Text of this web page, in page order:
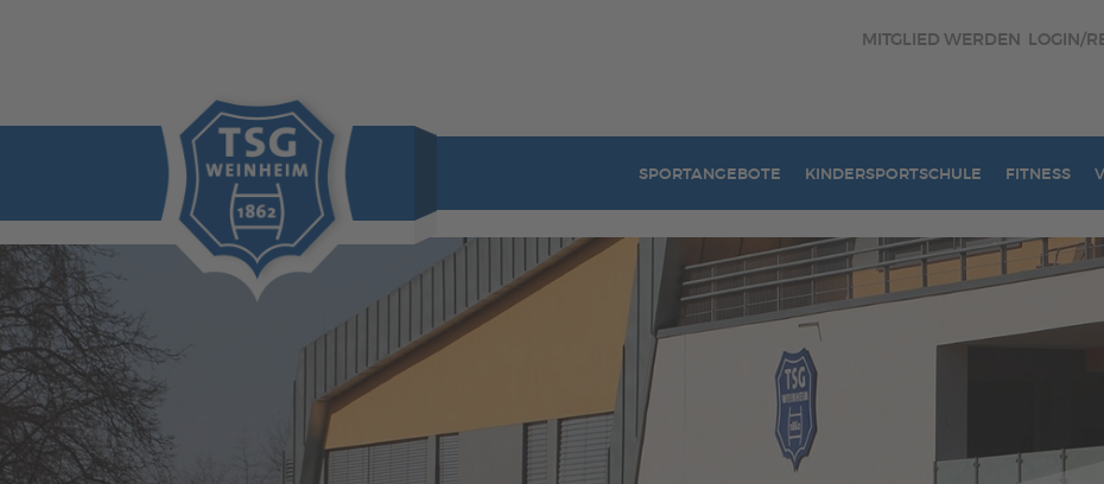
MITGLIED WERDEN LOGIN/
SPORTANGEBOTE KINDERSPORTSCHULE FITNESS